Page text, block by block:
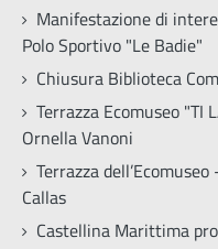
Manifestazione di
Polo Sportivo "Le Badie"
Chiusura Biblioteca
Terrazza Ecomuseo "TI
Ornella Vanoni
Terrazza
Callas
Castellina Marittima